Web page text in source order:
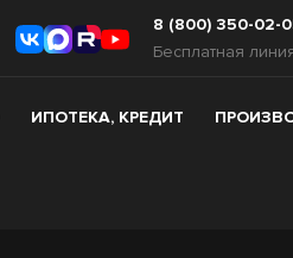
8 (800) 350-02-
Бесплатная
ИПОТЕКА, КРЕДИТ